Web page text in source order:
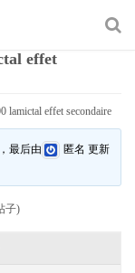
effet
lamictal effet secondaire
最后由 匿名 更新
子)